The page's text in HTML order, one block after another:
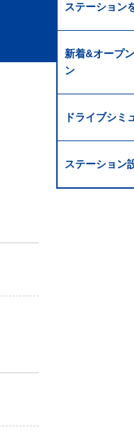
ステーション
新着&オープ
ン
ドライブシミ
ステーション